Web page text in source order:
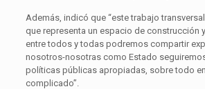
Además, indicó que “este trabajo
que representa un espacio de construcción
entre todos y todas podremos compartir
nosotros-nosotras como Estado
políticas públicas apropiadas, sobre todo
complicado”.